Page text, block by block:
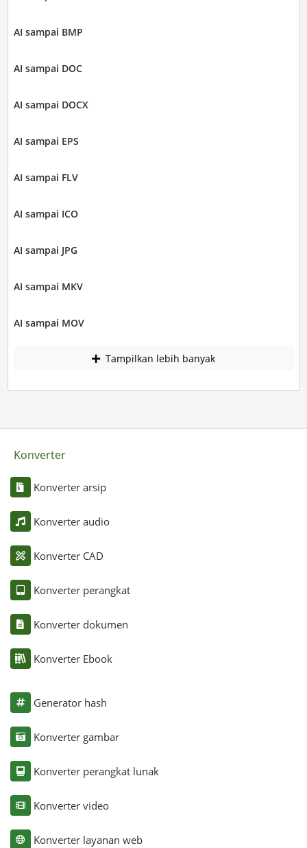
AI sampai BMP
AI sampai DOC
AI sampai DOCX
AI sampai EPS
AI sampai FLV
AI sampai ICO
AI sampai JPG
AI sampai MKV
AI sampai MOV
Tampilkan lebih banyak
Konverter
Konverter arsip
Konverter audio
Konverter CAD
Konverter perangkat
Konverter dokumen
Konverter Ebook
Generator hash
Konverter gambar
Konverter perangkat lunak
Konverter video
Konverter layanan web